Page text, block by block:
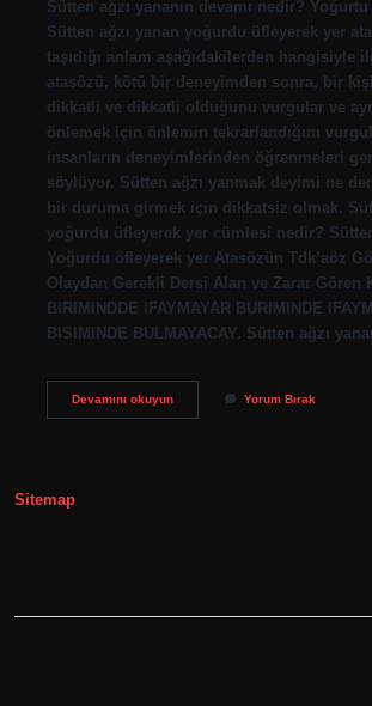
Sütten ağzı yananın devamı nedir?
Sütten ağzı yanan yoğurdu üfleyerek yer
taşıdığı anlam aşağıdakilerden hangisiyle
atasözü, kötü bir deneyimden sonra, bir
dikkatli ve dikkatli olduğunu vurgular ve
önlemek için önlemin tekrarlandığını
insanların deneyimlerinden öğrenmeleri
söylüyor. Sütten ağzı yanmak deyimi ne
bir duruma girmek için dikkatsiz olmak.
yoğurdu üfleyerek yer cümlesi nedir?
Yoğurdu öfleyerek yer Atasözün Tdk’aöz
Olaydan Gerekli Dersi Alan ve Zarar Gören
BIRIMINDDE IFAYMAYAR BURIMINDE
BISIMINDE BULMAYACAY. Sütten ağzı
Devamını okuyunSütten
Yorum Bırak
Sitemap